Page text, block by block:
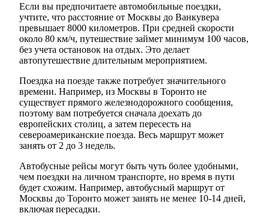
Если вы предпочитаете автомобильные поездки,
учтите, что расстояние от Москвы до Ванкувера
превышает 8000 километров. При средней скорости
около 80 км/ч, путешествие займет минимум 100 часов,
без учета остановок на отдых. Это делает
автопутешествие длительным мероприятием.
Поездка на поезде также потребует значительного
времени. Например, из Москвы в Торонто не
существует прямого железнодорожного сообщения,
поэтому вам потребуется сначала доехать до
европейских столиц, а затем пересесть на
североамериканские поезда. Весь маршрут может
занять от 2 до 3 недель.
Автобусные рейсы могут быть чуть более удобными,
чем поездки на личном транспорте, но время в пути
будет схожим. Например, автобусный маршрут от
Москвы до Торонто может занять не менее 10-14 дней,
включая пересадки.